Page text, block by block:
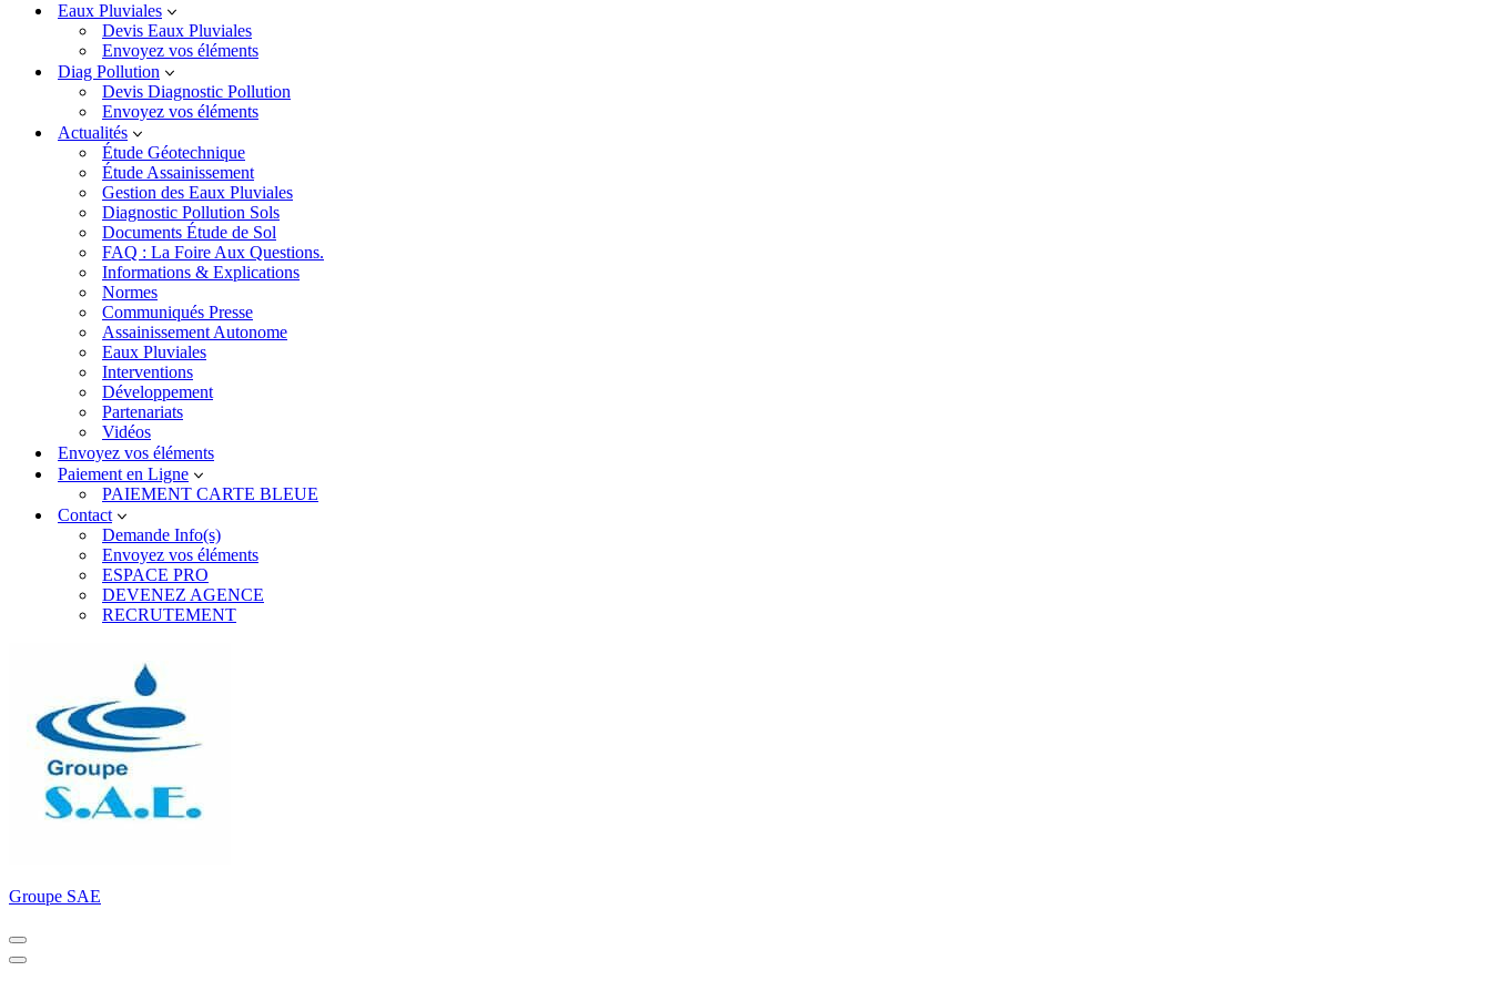
Eaux Pluviales
Devis Eaux Pluviales
Envoyez vos éléments
Diag Pollution
Devis Diagnostic Pollution
Envoyez vos éléments
Actualités
Étude Géotechnique
Étude Assainissement
Gestion des Eaux Pluviales
Diagnostic Pollution Sols
Documents Étude de Sol
FAQ : La Foire Aux Questions.
Informations & Explications
Normes
Communiqués Presse
Assainissement Autonome
Eaux Pluviales
Interventions
Développement
Partenariats
Vidéos
Envoyez vos éléments
Paiement en Ligne
PAIEMENT CARTE BLEUE
Contact
Demande Info(s)
Envoyez vos éléments
ESPACE PRO
DEVENEZ AGENCE
RECRUTEMENT
Groupe SAE
Menu
de
Menu